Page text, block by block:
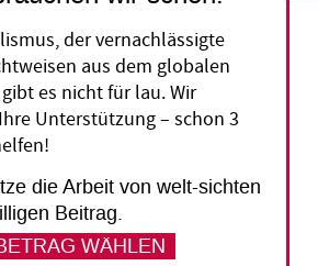
Mehr
Nabelschau als
die Beiträge der Staaten zur
der vernachlässigte
aus dem globalen
es nicht für lau. Wir
Unterstützung – schon 3
die Arbeit von welt-sichten
Beitrag.
WÄHLEN